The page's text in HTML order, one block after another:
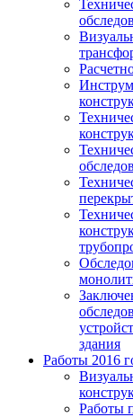
здания
Работы 2016
Работы